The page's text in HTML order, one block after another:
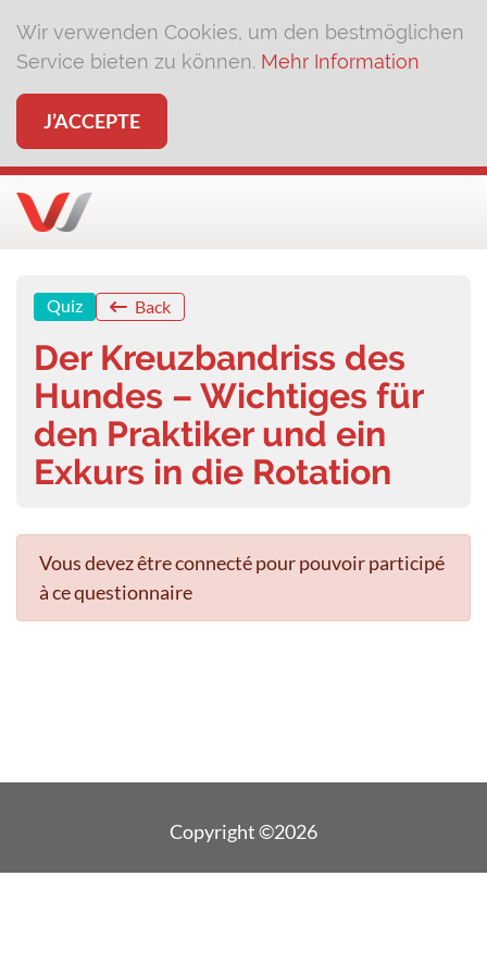
Wir verwenden Cookies, um den bestmöglichen
Service bieten zu können. Mehr Information
J’ACCEPTE
Quiz Back
Der Kreuzbandriss des
Hundes – Wichtiges für
den Praktiker und ein
Exkurs in die Rotation
Vous devez être connecté pour pouvoir participé
à ce questionnaire
Copyright ©2026